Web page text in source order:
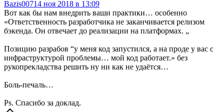
Bazis00714 ноя 2018 в 13:09
Вот как бы нам внедрить ваши практики… особенно
«Ответственность разработчика не заканчивается релизом
бэкенда. Он отвечает до реализации на платформах. „
Позицию разрабов “у меня код запустился, а на проде у вас с
инфраструктурой проблемы… мой код работает.» без
рукопрекладства решить ну ни как не удаётся…
Боль-печаль…
Ps. Спасибо за доклад.